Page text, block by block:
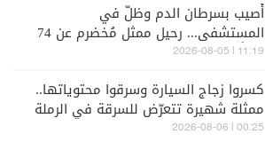
أُصيب بسرطان الدم وظلّ في
المستشفى... رحيل ممثل مُخضرم عن 74
عاماً
11:19 | 2026-08-05
كسروا زجاج السيارة وسرقوا محتوياتها..
ممثلة شهيرة تتعرّض للسرقة في الرملة
البيضاء (فيديو)
00:25 | 2026-08-06